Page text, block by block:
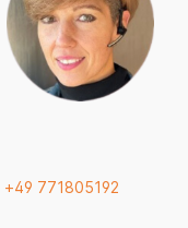
+49 771805192